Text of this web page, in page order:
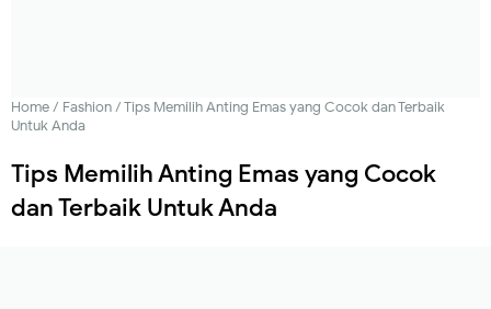
Home/ Fashion/Tips Memilih Anting Emas yang Cocok dan Terbaik
Untuk Anda
Tips Memilih Anting Emas yang Cocok
dan Terbaik Untuk Anda